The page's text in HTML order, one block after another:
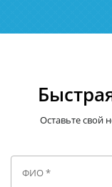
Оставьте свой